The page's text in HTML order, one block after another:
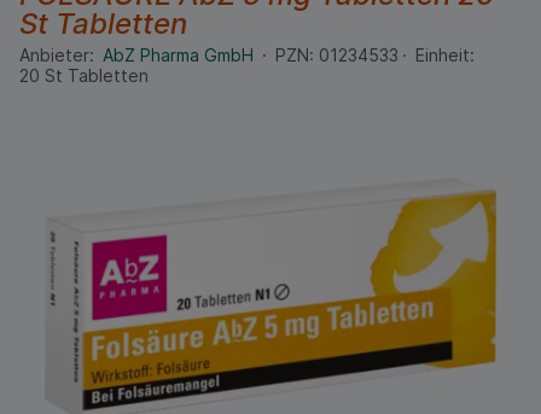
St Tabletten
Anbieter: AbZ Pharma GmbH PZN: 01234533
Einheit:
20 St Tabletten